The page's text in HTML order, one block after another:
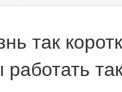
так
работать